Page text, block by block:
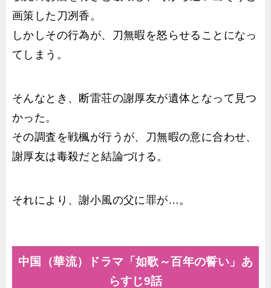
画策した刀冽香。
しかしその行為が、刀無暇を怒らせることになっ
てしまう。
そんなとき、断雷荘の謝厚友が遺体となって見つ
かった。
その調査を戦楓が行うが、刀無暇の意に合わせ、
謝厚友は毒殺だと結論づける。
それにより、謝小風の父に罪が…。
中国（華流）ドラマ「如歌～百年の誓い」あ
らすじ9話